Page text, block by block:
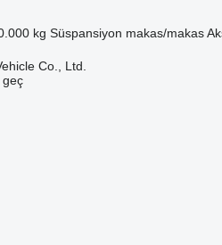
kg Süspansiyon makas/makas
Co., Ltd.
geç